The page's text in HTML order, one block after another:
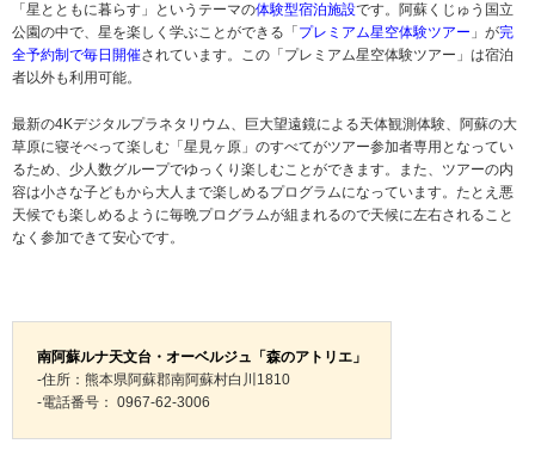
「星とともに暮らす」というテーマの体験型宿泊施設です。阿蘇くじゅう国立
公園の中で、星を楽しく学ぶことができる「 プレミアム星空体験ツアー 」が完
全予約制で毎日開催されています。この「プレミアム星空体験ツアー」は宿泊
者以外も利用可能。
最新の4Kデジタルプラネタリウム、巨大望遠鏡による天体観測体験、阿蘇の大
草原に寝そべって楽しむ「星見ヶ原」のすべてがツアー参加者専用となってい
るため、少人数グループでゆっくり楽しむことができます。また、ツアーの内
容は小さな子どもから大人まで楽しめるプログラムになっています。たとえ悪
天候でも楽しめるように毎晩プログラムが組まれるので天候に左右されること
なく参加できて安心です。
南阿蘇ルナ天文台・オーベルジュ「森のアトリエ」
-住所：熊本県阿蘇郡南阿蘇村白川1810
-電話番号： 0967-62-3006